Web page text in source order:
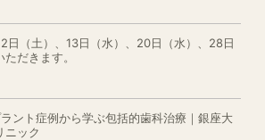
（土）、13日（水）、20日（水）、28日
だきます。
ラント症例から学ぶ包括的歯科治療｜銀座大
ニック